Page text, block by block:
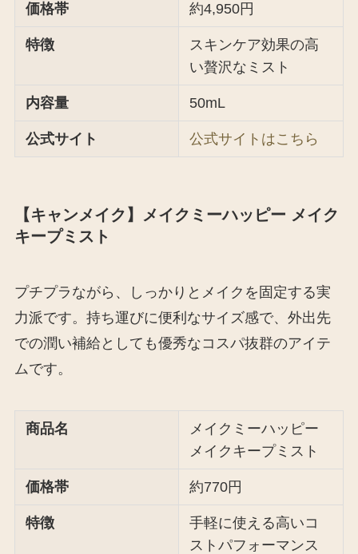
価格帯 約4,950円
特徴
スキンケア効果の高
い贅沢なミスト
内容量 50mL
公式サイト 公式サイトはこちら
【キャンメイク】メイクミーハッピー メイク
キープミスト
プチプラながら、しっかりとメイクを固定する実
力派です。持ち運びに便利なサイズ感で、外出先
での潤い補給としても優秀なコスパ抜群のアイテ
ムです。
商品名
メイクミーハッピー
メイクキープミスト
価格帯 約770円
特徴
手軽に使える高いコ
ストパフォーマンス